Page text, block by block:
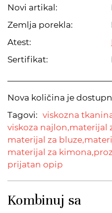
Novi artikal:
Zemlja porekla:
Atest:
Sertifikat:
Nova količina je
Tagovi: viskozna
viskoza najlon,materijal
materijal za bluze,
materijal za kimona,
prijatan opip
Kombinuj sa